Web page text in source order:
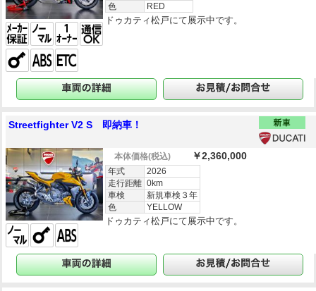
色
RED
ドゥカティ松戸にて展示中です。
Streetfighter V2 S 即納車！
本体価格(税込) ￥2,360,000
年式
2026
走行距離 0km
車検
新規車検３年
色
YELLOW
ドゥカティ松戸にて展示中です。